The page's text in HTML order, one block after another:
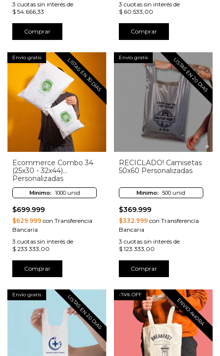
3 cuotas sin interés de
$ 54.666,33
Comprar
3 cuotas sin interés de
$ 60.533,00
Comprar
Envío gratis LISTAS EN 30 DIAS
Ecommerce Combo 34
(25x30 - 32x44)
Personalizadas
Minimo: 1000 unid
$699.999
$629.999 con Transferencia
Bancaria
3 cuotas sin interés de
$ 233.333,00
Comprar
Envío gratis LISTAS EN 20 DIAS
RECICLADO! Camisetas
50x60 Personalizadas
Minimo: 500 unid
$369.999
$332.999con Transferencia
Bancaria
3 cuotas sin interés de
$ 123.333,00
Comprar
Envío gratis LISTAS EN 20 DIAS -74% OFF
ENVIO AHORA